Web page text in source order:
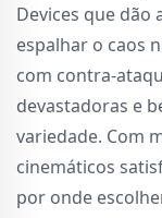
Devices que
espalhar o caos
com contra-
devastadoras e
variedade. Com
cinemáticos
por onde